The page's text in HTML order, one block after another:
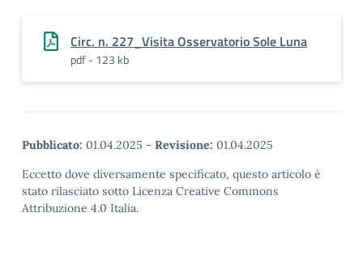
Circ. n. 227_Visita Osservatorio Sole Luna
pdf - 123 kb
Pubblicato: 01.04.2025 - Revisione: 01.04.2025
Eccetto dove diversamente specificato, questo articolo è
stato rilasciato sotto Licenza Creative Commons
Attribuzione 4.0 Italia.